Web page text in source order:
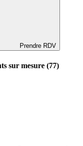
Prendre RDV
sur mesure (77)